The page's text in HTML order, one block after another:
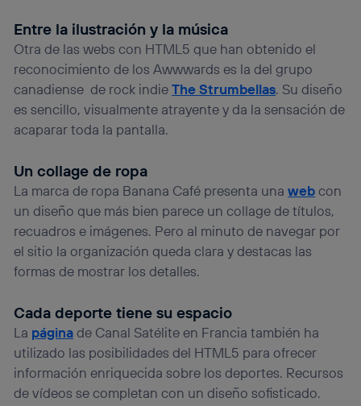
Entre la ilustración y la música
Otra de las webs con HTML5 que han obtenido el
reconocimiento de los Awwwards es la del grupo
canadiense de rock indieThe Strumbellas. Su diseño
es sencillo, visualmente atrayente y da la sensación de
acaparar toda la pantalla.
Un collage de ropa
La marca de ropa Banana Café presenta unawebcon
un diseño que más bien parece un collage de títulos,
recuadros e imágenes. Pero al minuto de navegar por
el sitio la organización queda clara y destacas las
formas de mostrar los detalles.
Cada deporte tiene su espacio
La páginade Canal Satélite en Francia también ha
utilizado las posibilidades del HTML5 para ofrecer
información enriquecida sobre los deportes. Recursos
de vídeos se completan con un diseño sofisticado.